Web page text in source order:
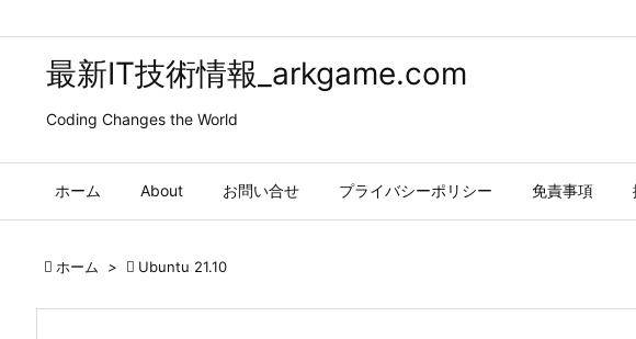
最新IT技術情報_arkgame.com
Coding Changes the World
ホーム About お問い合せ プライバシーポリシー 免責事項
 ホーム >  Ubuntu 21.10